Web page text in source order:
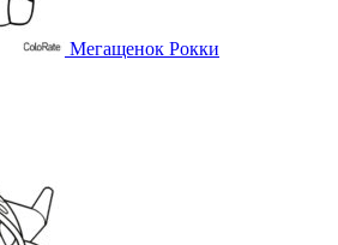
Мегащенок Рокки